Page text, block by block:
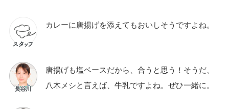
カレーに唐揚げを添えてもおいしそうですよね。
唐揚げも塩ベースだから、合うと思う！そうだ、
八木メシと言えば、牛乳ですよね。ぜひ一緒に。